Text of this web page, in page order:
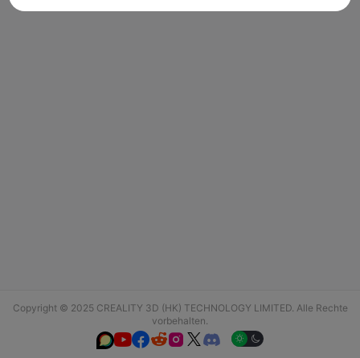
Copyright © 2025 CREALITY 3D (HK) TECHNOLOGY LIMITED. Alle Rechte
vorbehalten.
  